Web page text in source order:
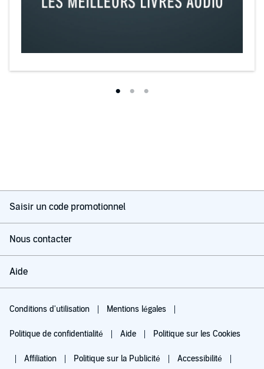
Saisir un code promotionnel
Nous contacter
Aide
Conditions d'utilisation Mentions légales
Politique de confidentialité Aide Politique sur les Cookies
Affiliation Politique sur la Publicité Accessibilité